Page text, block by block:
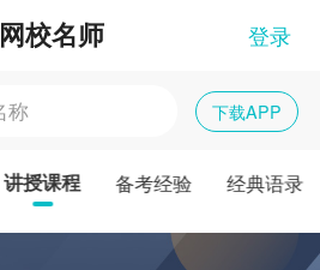
网校名师 登录
下载APP
讲授课程 备考经验 经典语录